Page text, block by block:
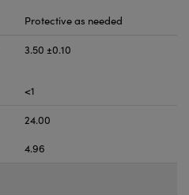
Protective as needed
3.50 ±0.10
<1
24.00
4.96